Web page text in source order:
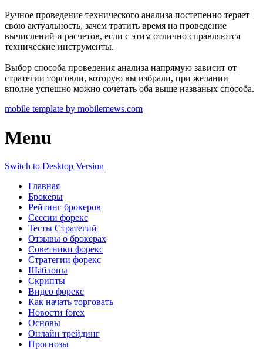
Ручное проведение технического анализа постепенно теряет
свою актуальность, зачем тратить время на проведение
вычислений и расчетов, если с этим отлично справляются
технические инструменты.
Выбор способа проведения анализа напрямую зависит от
стратегии торговли, которую вы избрали, при желании
вполне успешно можно сочетать оба выше названых способа.
mobile template by mobilemews.com
Menu
Switch to Desktop Version
Главная
Брокеры
Рейтинг брокеров
Сессии форекс
Тесты Стратегий
Отзывы о брокерах
Советники форекс
Стратегии форекс
Шаблоны
Скрипты
Видео форекс
Как начать торговать
Новости forex
Основы
Онлайн трейдинг
Прогнозы